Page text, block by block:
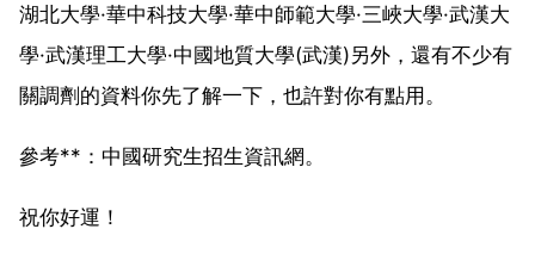
湖北大學·華中科技大學·華中師範大學·三峽大學·武漢大
學·武漢理工大學·中國地質大學(武漢)另外，還有不少有
關調劑的資料你先了解一下，也許對你有點用。
參考**：中國研究生招生資訊網。
祝你好運！